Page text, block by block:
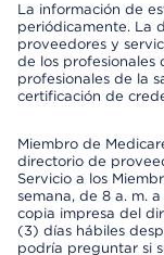
La información de
periódicamente. La
proveedores y
de los profesionales
profesionales de la
certificación de
Miembro de
directorio de
Servicio a los
semana, de 8 a. m.
copia impresa del
(3) días hábiles
podría preguntar si